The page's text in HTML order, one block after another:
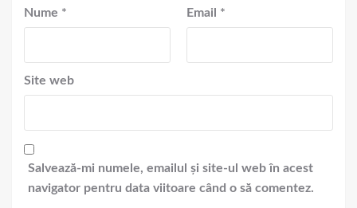
Nume * Email *
Site web
Salvează-mi numele, emailul și site-ul web în acest
navigator pentru data viitoare când o să comentez.